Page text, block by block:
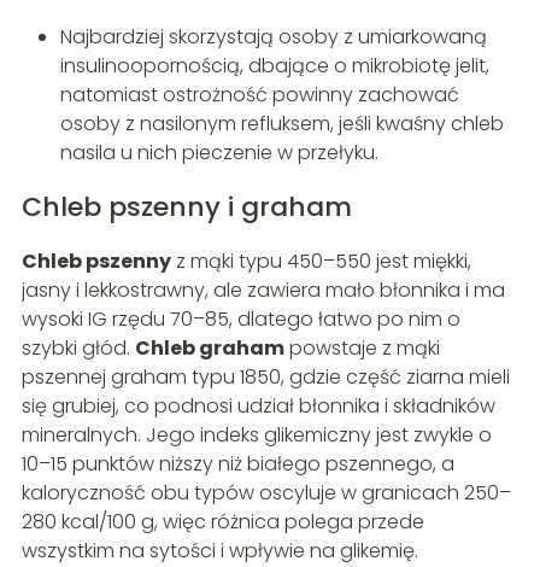
Najbardziej skorzystają osoby z umiarkowaną
insulinoopornością, dbające o mikrobiotę jelit,
natomiast ostrożność powinny zachować
osoby z nasilonym refluksem, jeśli kwaśny chleb
nasila u nich pieczenie w przełyku.
Chleb pszenny i graham
Chleb pszennyz mąki typu 450–550 jest miękki,
jasny i lekkostrawny, ale zawiera mało błonnika i ma
wysoki IG rzędu 70–85, dlatego łatwo po nim o
szybki głód. Chleb grahampowstaje z mąki
pszennej graham typu 1850, gdzie część ziarna mieli
się grubiej, co podnosi udział błonnika i składników
mineralnych. Jego indeks glikemiczny jest zwykle o
10–15 punktów niższy niż białego pszennego, a
kaloryczność obu typów oscyluje w granicach 250–
280 kcal/100 g, więc różnica polega przede
wszystkim na sytości i wpływie na glikemię.